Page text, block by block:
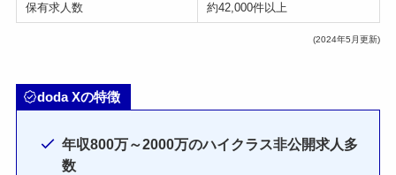
保有求人数 約42,000件以上
(2024年5月更新)
doda Xの特徴
年収800万～2000万のハイクラス非公開求人多
数